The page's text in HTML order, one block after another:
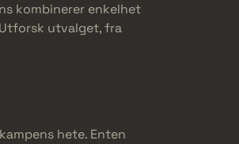
kombinerer enkelhet
utvalget, fra
hete. Enten